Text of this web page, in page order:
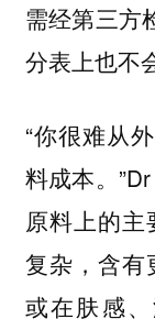
需经第三
分表上也不
“你很难从
料成本。
原料上的主
复杂，含有
或在肤感